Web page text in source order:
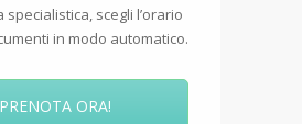
specialistica, scegli l’orario
in modo automatico.
PRENOTA ORA!